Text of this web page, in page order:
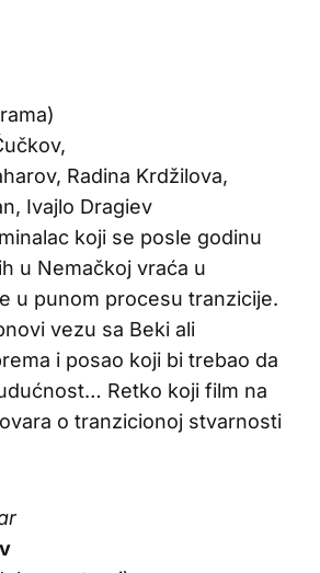
Radina Krdžilova,
Ivajlo Dragiev
koji se posle godinu
u Nemačkoj vraća u
u punom procesu tranzicije.
vezu sa Beki ali
i posao koji bi trebao da
Retko koji film na
o tranzicionoj stvarnosti